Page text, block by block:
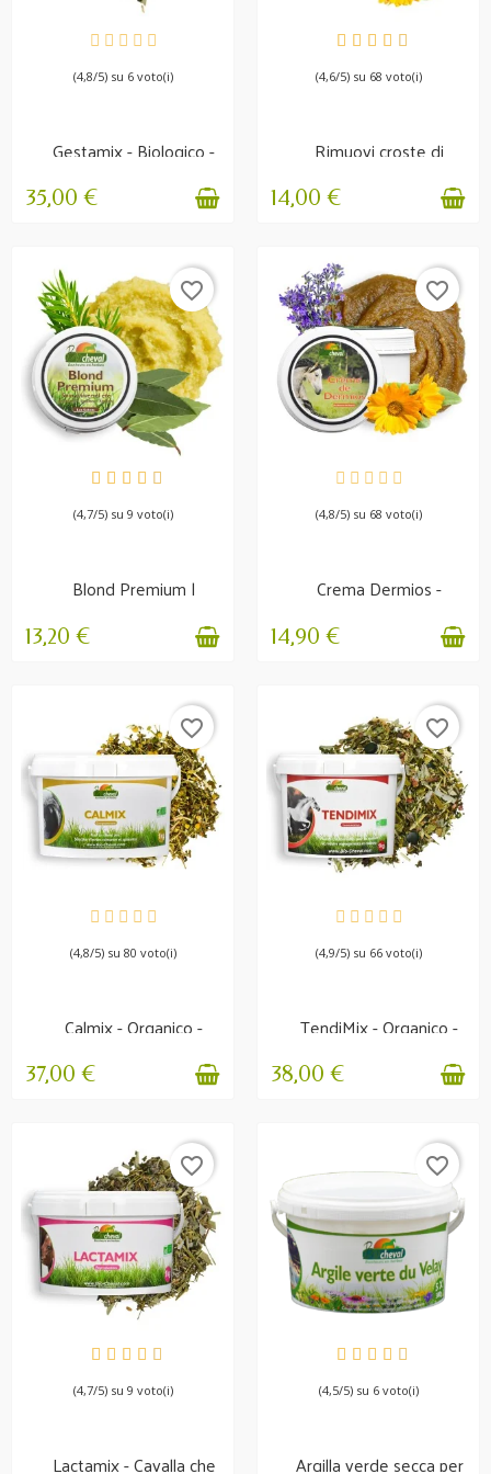
DISPONIBILE
(4,8/5) su 6 voto(i)
Gestamix - Biologico -
Supporto per le...
35,00 €
DISPONIBILE
(4,6/5) su 68 voto(i)
Rimuovi croste di
fango - Igiene e
protezione
14,00 €
DISPONIBILE
favorite_border
(4,7/5) su 9 voto(i)
Blond Premium |
Balsamo nutriente
13,20 €
DISPONIBILE
favorite_border
(4,8/5) su 68 voto(i)
Crema Dermios -
Prurito estivo
14,90 €
DISPONIBILE
favorite_border
(4,8/5) su 80 voto(i)
Calmix - Organico -
Rilassamento e...
37,00 €
DISPONIBILE
favorite_border
(4,9/5) su 66 voto(i)
TendiMix - Organico -
Forza dei tendini
38,00 €
DISPONIBILE
favorite_border
(4,7/5) su 9 voto(i)
Lactamix - Cavalla che
DISPONIBILE
favorite_border
(4,5/5) su 6 voto(i)
Argilla verde secca per